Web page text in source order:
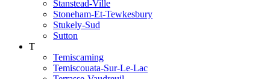
Stanstead-Ville
Stoneham-Et-Tewkesbury
Stukely-Sud
Sutton
T
Temiscaming
Temiscouata-Sur-Le-Lac